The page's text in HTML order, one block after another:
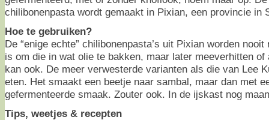
chilibonenpasta wordt gemaakt in Pixian, een provincie in
Hoe te gebruiken?
De “enige echte” chilibonenpasta’s uit Pixian worden
is om die in wat olie te bakken, maar later meeverhitten of
kan ook. De meer verwesterde varianten als die van Lee
eten. Het smaakt een beetje naar sambal, maar dan met
gefermenteerde smaak. Zouter ook. In de ijskast nog
Tips, weetjes & recepten